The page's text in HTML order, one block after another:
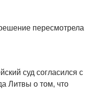
пересмотрела
суд согласился с
Литвы о том, что